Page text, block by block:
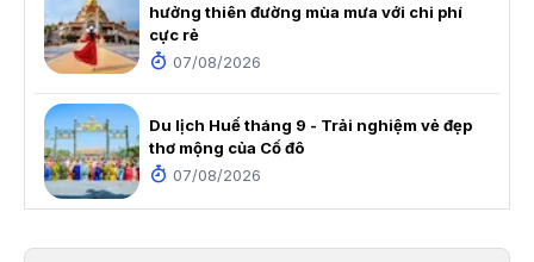
hưởng thiên đường mùa mưa với chi phí
cực rẻ
07/08/2026
Du lịch Huế tháng 9 - Trải nghiệm vẻ đẹp
thơ mộng của Cố đô
07/08/2026